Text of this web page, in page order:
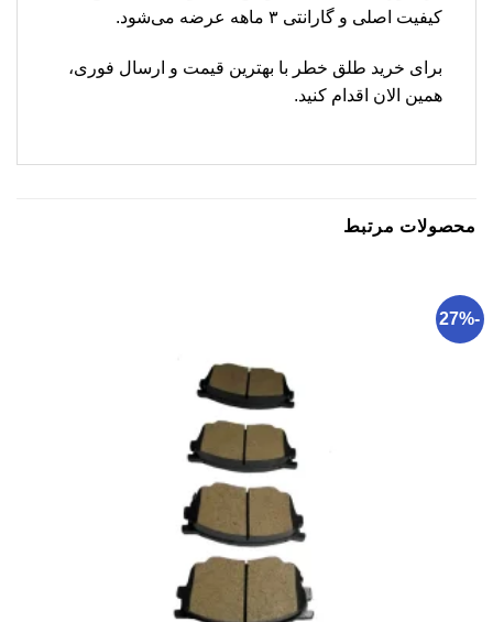
کیفیت اصلی و گارانتی ۳ ماهه عرضه می‌شود.
برای خرید طلق خطر با بهترین قیمت و ارسال فوری،
همین الان اقدام کنید.
محصولات مرتبط
-27%